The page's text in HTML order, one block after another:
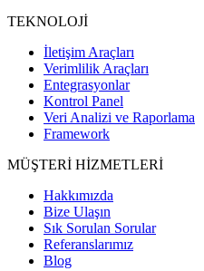
TEKNOLOJİ
İletişim Araçları
Verimlilik Araçları
Entegrasyonlar
Kontrol Panel
Veri Analizi ve Raporlama
Framework
MÜŞTERİ HİZMETLERİ
Hakkımızda
Bize Ulaşın
Sık Sorulan Sorular
Referanslarımız
Blog